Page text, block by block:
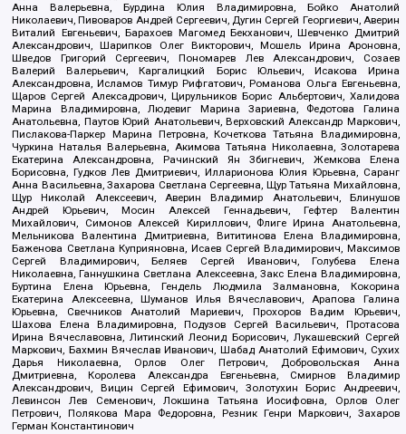
Анна Валерьевна, Бурдина Юлия Владимировна, Бойко Анатолий
Николаевич, Пивоваров Андрей Сергеевич, Дугин Сергей Георгиевич, Аверин
Виталий Евгеньевич, Барахоев Магомед Бекханович, Шевченко Дмитрий
Александрович, Шарипков Олег Викторович, Мошель Ирина Ароновна,
Шведов Григорий Сергеевич, Пономарев Лев Александрович, Созаев
Валерий Валерьевич, Каргалицкий Борис Юльевич, Исакова Ирина
Александровна, Исламов Тимур Рифгатович, Романова Ольга Евгеньевна,
Щаров Сергей Алексадрович, Цирульников Борис Альбертович, Халидова
Марина Владимировна, Людевиг Марина Зариевна, Федотова Галина
Анатольевна, Паутов Юрий Анатольевич, Верховский Александр Маркович,
Пислакова-Паркер Марина Петровна, Кочеткова Татьяна Владимировна,
Чуркина Наталья Валерьевна, Акимова Татьяна Николаевна, Золотарева
Екатерина Александровна, Рачинский Ян Збигневич, Жемкова Елена
Борисовна, Гудков Лев Дмитриевич, Илларионова Юлия Юрьевна, Саранг
Анна Васильевна, Захарова Светлана Сергеевна, Щур Татьяна Михайловна,
Щур Николай Алексеевич, Аверин Владимир Анатольевич, Блинушов
Андрей Юрьевич, Мосин Алексей Геннадьевич, Гефтер Валентин
Михайлович, Симонов Алексей Кириллович, Флиге Ирина Анатольевна,
Мельникова Валентина Дмитриевна, Вититинова Елена Владимировна,
Баженова Светлана Куприяновна, Исаев Сергей Владимирович, Максимов
Сергей Владимирович, Беляев Сергей Иванович, Голубева Елена
Николаевна, Ганнушкина Светлана Алексеевна, Закс Елена Владимировна,
Буртина Елена Юрьевна, Гендель Людмила Залмановна, Кокорина
Екатерина Алексеевна, Шуманов Илья Вячеславович, Арапова Галина
Юрьевна, Свечников Анатолий Мариевич, Прохоров Вадим Юрьевич,
Шахова Елена Владимировна, Подузов Сергей Васильевич, Протасова
Ирина Вячеславовна, Литинский Леонид Борисович, Лукашевский Сергей
Маркович, Бахмин Вячеслав Иванович, Шабад Анатолий Ефимович, Сухих
Дарья Николаевна, Орлов Олег Петрович, Добровольская Анна
Дмитриевна, Королева Александра Евгеньевна, Смирнов Владимир
Александрович, Вицин Сергей Ефимович, Золотухин Борис Андреевич,
Левинсон Лев Семенович, Локшина Татьяна Иосифовна, Орлов Олег
Петрович, Полякова Мара Федоровна, Резник Генри Маркович, Захаров
Герман Константинович